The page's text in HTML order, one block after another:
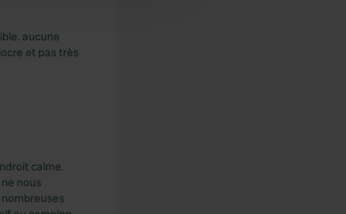
aucune
et pas très
calme.
nous